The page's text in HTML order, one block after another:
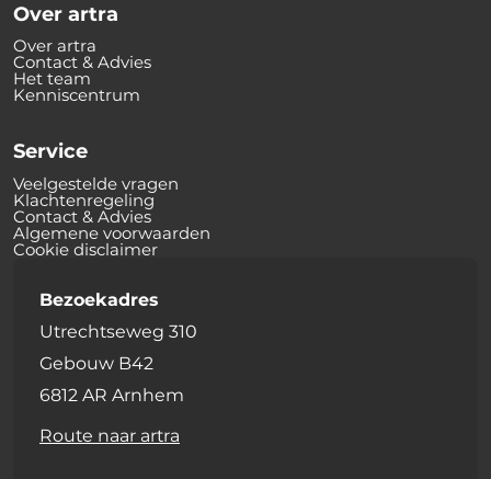
Over artra
Over artra
Contact & Advies
Het team
Kenniscentrum
Service
Veelgestelde vragen
Klachtenregeling
Contact & Advies
Algemene voorwaarden
Cookie disclaimer
Bezoekadres
Utrechtseweg 310
Gebouw B42
6812 AR Arnhem
Route naar artra